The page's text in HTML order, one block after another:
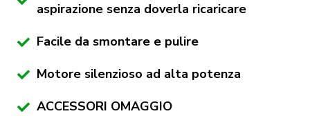
aspirazione senza doverla ricaricare
Facile da smontare e pulire
Motore silenzioso ad alta potenza
ACCESSORI OMAGGIO